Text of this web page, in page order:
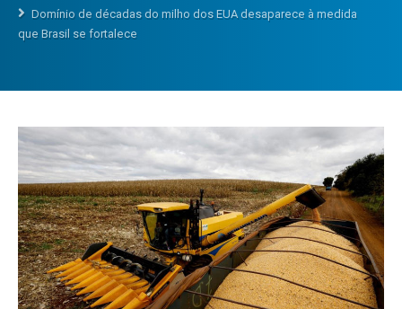
Domínio de décadas do milho dos EUA desaparece à medida
que Brasil se fortalece